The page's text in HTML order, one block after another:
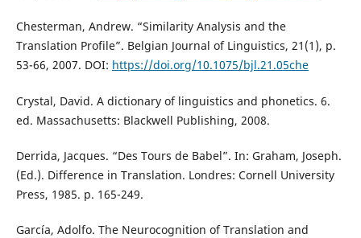
Chesterman, Andrew. “Similarity Analysis and the
Translation Profile”. Belgian Journal of Linguistics, 21(1), p.
53-66, 2007. DOI: https://doi.org/10.1075/bjl.21.05che
Crystal, David. A dictionary of linguistics and phonetics. 6.
ed. Massachusetts: Blackwell Publishing, 2008.
Derrida, Jacques. “Des Tours de Babel”. In: Graham, Joseph.
(Ed.). Difference in Translation. Londres: Cornell University
Press, 1985. p. 165-249.
García, Adolfo. The Neurocognition of Translation and